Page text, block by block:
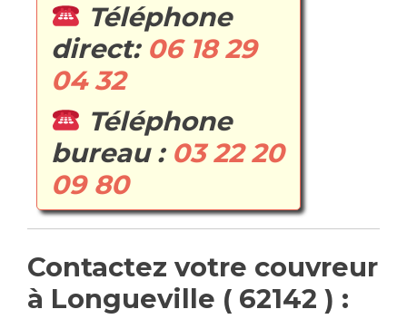
Téléphone
direct: 06 18 29
04 32
Téléphone
bureau : 03 22 20
09 80
Contactez votre couvreur
à Longueville ( 62142 ) :